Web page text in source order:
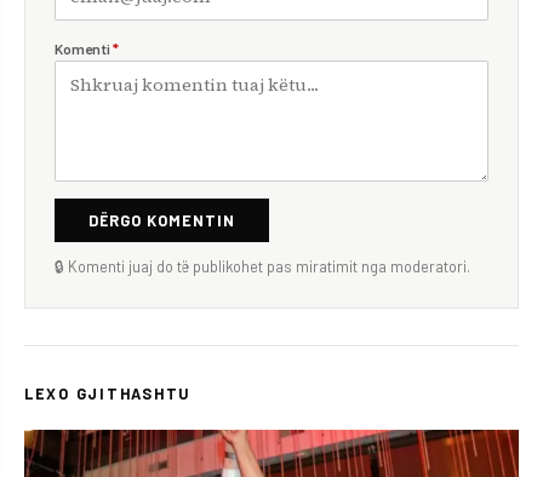
Komenti *
DËRGO KOMENTIN
🔒 Komenti juaj do të publikohet pas miratimit nga moderatori.
LEXO GJITHASHTU